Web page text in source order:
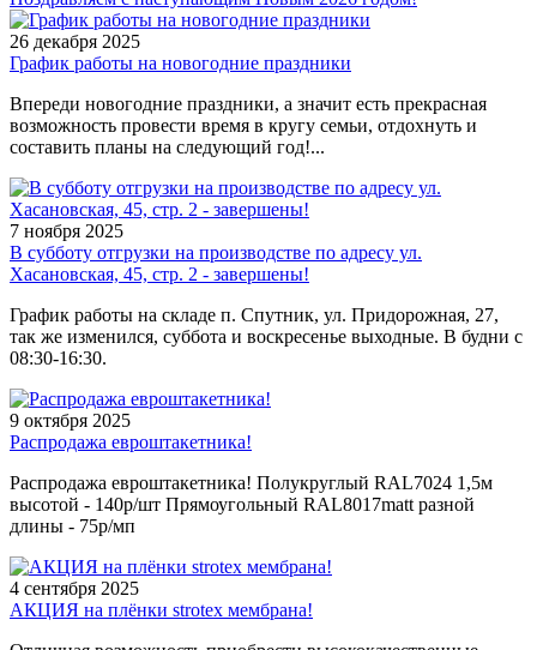
26 декабря 2025
График работы на новогодние праздники
Впереди новогодние праздники, а значит есть прекрасная
возможность провести время в кругу семьи, отдохнуть и
составить планы на следующий год!...
7 ноября 2025
В субботу отгрузки на производстве по адресу ул.
Хасановская, 45, стр. 2 - завершены!
График работы на складе п. Спутник, ул. Придорожная, 27,
так же изменился, суббота и воскресенье выходные. В будни с
08:30-16:30.
9 октября 2025
Распродажа евроштакетника!
Распродажа евроштакетника! Полукруглый RAL7024 1,5м
высотой - 140р/шт Прямоугольный RAL8017matt разной
длины - 75р/мп
4 сентября 2025
АКЦИЯ на плёнки strotex мембрана!